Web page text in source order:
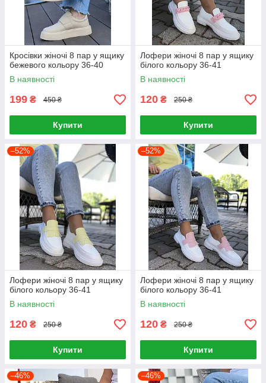
Кросівки жіночі 8 пар у ящику
бежевого кольору 36-40
В наявності
199 ₴ 450 ₴
Купити
Лофери жіночі 8 пар у ящику
білого кольору 36-41
В наявності
120 ₴ 250 ₴
Купити
–52%
Лофери жіночі 8 пар у ящику
білого кольору 36-41
В наявності
120 ₴ 250 ₴
Купити
–52%
Лофери жіночі 8 пар у ящику
білого кольору 36-41
В наявності
120 ₴ 250 ₴
Купити
–46% –46%